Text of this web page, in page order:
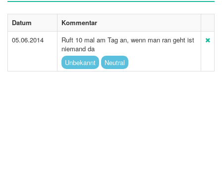
Datum
Kommentar
05.06.2014
Ruft 10 mal am Tag an, wenn man ran geht ist
niemand da
Unbekannt
Neutral